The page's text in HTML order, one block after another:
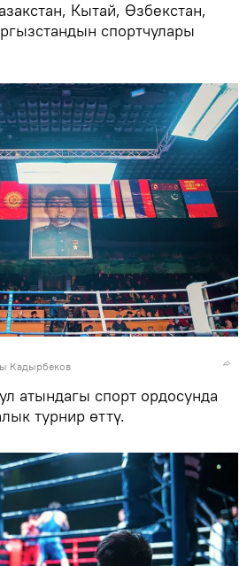
Кытай, Өзбекстан,
спортчулары
Кадырбеков
атындагы спорт ордосунда
турнир өттү.